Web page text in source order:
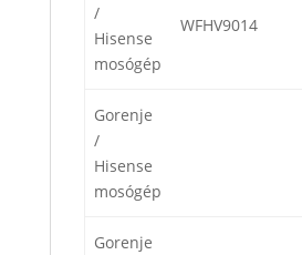
/
Hisense
mosógép
WFHV9014
Gorenje
/
Hisense
mosógép
Gorenje